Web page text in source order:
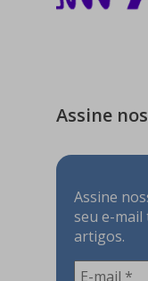
Assine
Assine
seu e-mail
artigos.